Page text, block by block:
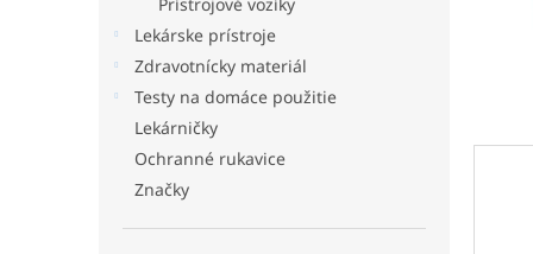
Lekárske prístroje
Zdravotnícky materiál
Testy na domáce použitie
Lekárničky
Ochranné rukavice
Značky